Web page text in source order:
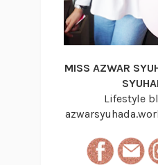
MISS AZWAR
Lifestyle